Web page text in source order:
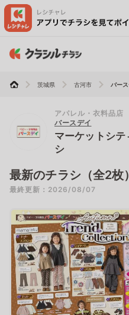
茨城県 古河市 バー
アパレル・衣料品店
バースデイ
マーケットシテ
シ
最新のチラシ（全2枚）
最終更新：2026/08/07